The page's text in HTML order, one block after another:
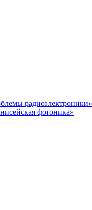
радиоэлектроники»
фотоника»